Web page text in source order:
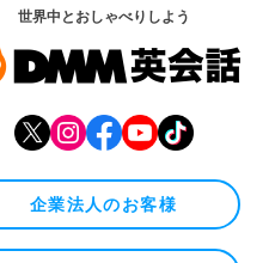
世界中とおしゃべりしよう
企業法人のお客様